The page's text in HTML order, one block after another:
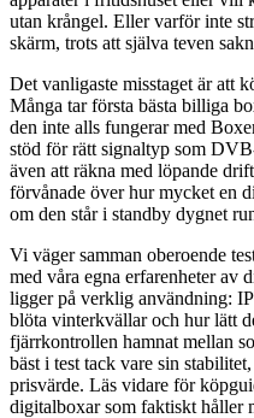
utan krångel. Eller varför inte
skärm, trots att själva teven
Det vanligaste misstaget är att
Många tar första bästa billiga
den inte alls fungerar med
stöd för rätt signaltyp som
även att räkna med löpande
förvånade över hur mycket en
om den står i standby dygnet
Vi väger samman oberoende
med våra egna erfarenheter av
ligger på verklig användning:
blöta vinterkvällar och hur lätt
fjärrkontrollen hamnat mellan
bäst i test tack vare sin
prisvärde. Läs vidare för
digitalboxar som faktiskt håller